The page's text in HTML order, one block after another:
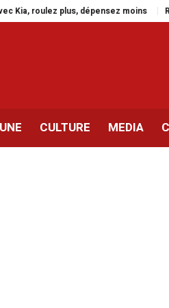
plus, dépensez moins
CULTURE MEDIA